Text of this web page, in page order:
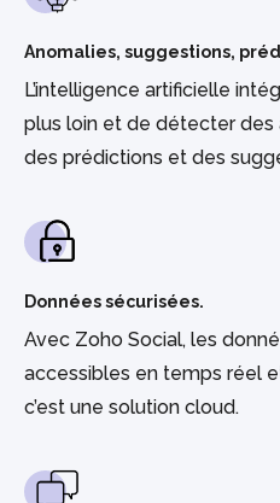
Anomalies, suggestions,
L’intelligence artificielle
plus loin et de détecter des
des prédictions et des
Données sécurisées.
Avec Zoho Social, les
accessibles en temps réel
c’est une solution cloud.